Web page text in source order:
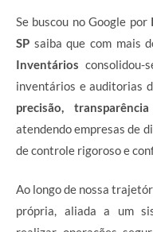
Se buscou no Google por
SP saiba que com mais
Inventários consolidou-
inventários e auditorias
precisão,
atendendo empresas de
de controle rigoroso e
Ao longo de nossa
própria, aliada a um